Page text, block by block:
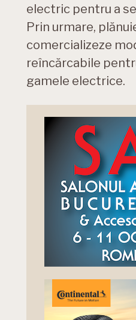
electric pentru a
Prin urmare,
comercializeze
reîncărcabile
gamele electrice.